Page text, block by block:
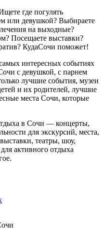
где погулять
или девушкой? Выбираете
на выходные?
Посещаете выставки?
КудаСочи поможет!
интересных событиях
с девушкой, с парнем
лучшие события, музеи
и их родителей, лучшие
места Сочи, которые
в Сочи — концерты,
для экскурсий, места,
театры, шоу,
активного отдыха